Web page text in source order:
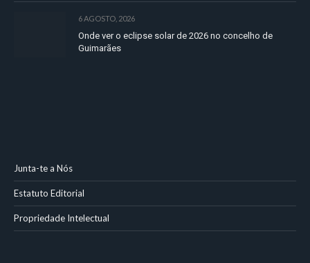
6 AGOSTO, 2026
Onde ver o eclipse solar de 2026 no concelho de
Guimarães
Junta-te a Nós
Estatuto Editorial
Propriedade Intelectual